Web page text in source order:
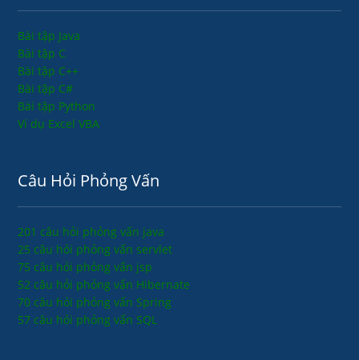
Bài tập Java
Bài tập C
Bài tập C++
Bài tập C#
Bài tập Python
Ví dụ Excel VBA
Câu Hỏi Phỏng Vấn
201 câu hỏi phỏng vấn java
25 câu hỏi phỏng vấn servlet
75 câu hỏi phỏng vấn jsp
52 câu hỏi phỏng vấn Hibernate
70 câu hỏi phỏng vấn Spring
57 câu hỏi phỏng vấn SQL